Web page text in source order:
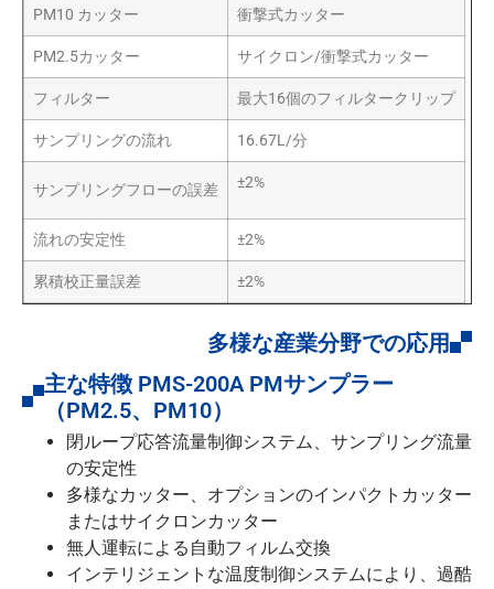
PM10 カッター 衝撃式カッター
PM2.5カッター サイクロン/衝撃式カッター
フィルター 最大16個のフィルタークリップ
サンプリングの流れ 16.67L/分
サンプリングフローの誤差 ±2%
流れの安定性 ±2%
累積校正量誤差 ±2%
多様な産業分野での応用
主な特徴 PMS-200A PMサンプラー
（PM2.5、PM10）
閉ループ応答流量制御システム、サンプリング流量
の安定性
多様なカッター、オプションのインパクトカッター
またはサイクロンカッター
無人運転による自動フィルム交換
インテリジェントな温度制御システムにより、過酷